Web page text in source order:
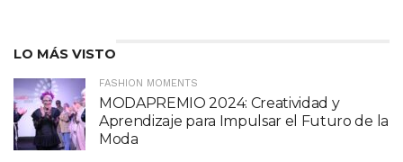
LO MÁS VISTO
FASHION MOMENTS
MODAPREMIO 2024: Creatividad y
Aprendizaje para Impulsar el Futuro de la
Moda